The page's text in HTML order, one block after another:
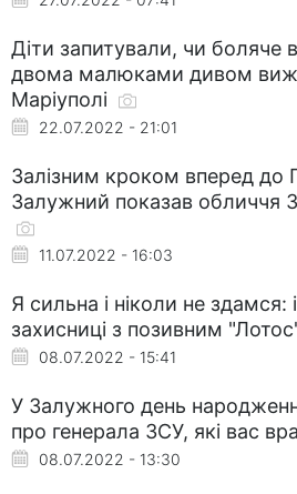
Діти запитували, чи боляче
двома малюками дивом
Маріуполі
22.07.2022 - 21:01
Залізним кроком вперед до
Залужний показав обличчя
11.07.2022 - 16:03
Я сильна і ніколи не здамся:
захисниці з позивним
08.07.2022 - 15:41
У Залужного день
про генерала ЗСУ, які вас
08.07.2022 - 13:30